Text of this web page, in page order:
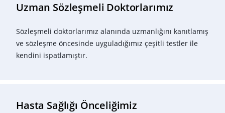
Uzman Sözleşmeli Doktorlarımız
Sözleşmeli doktorlarımız alanında uzmanlığını kanıtlamış
ve sözleşme öncesinde uyguladığımız çeşitli testler ile
kendini ispatlamıştır.
Hasta Sağlığı Önceliğimiz